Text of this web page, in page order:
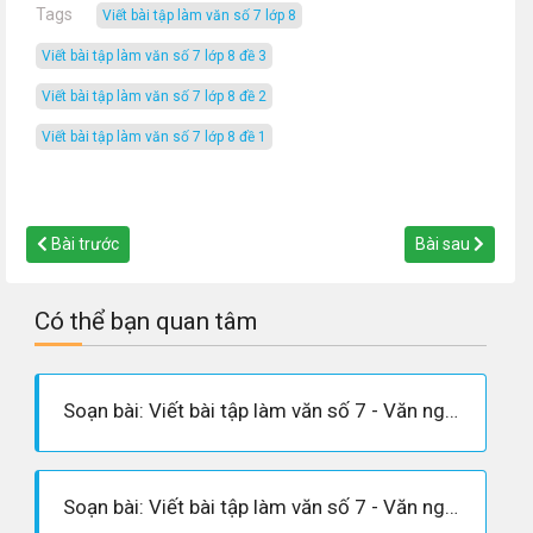
Tags viết bài tập làm văn số 7 lớp 8
viết bài tập làm văn số 7 lớp 8 đề 3
viết bài tập làm văn số 7 lớp 8 đề 2
viết bài tập làm văn số 7 lớp 8 đề 1
Bài trước Bài sau
Có thể bạn quan tâm
Soạn bài: Viết bài tập làm văn số 7 - Văn nghị luận
Soạn bài: Viết bài tập làm văn số 7 - Văn nghị luận (siêu ngắn)